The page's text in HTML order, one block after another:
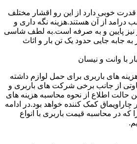
قدرت خوبی دارد از این رو اقشار مختلف
درامد از آن هستند.هزینه نگه داری و
نیز پایین و به صرفه است.به لطف شاسی
جابه جایی حدود یک تن بار و اثاث
با وانت و نیسان
های باربری برای حمل لوازم داشته
از جانب برخی شرکت های باربری و
حالت اطلاع از نحوه محاسبه هزینه های
چاراویماق کمک کننده خواهد بود.در ادامه
که در محاسبه قیمت باربری با انواع